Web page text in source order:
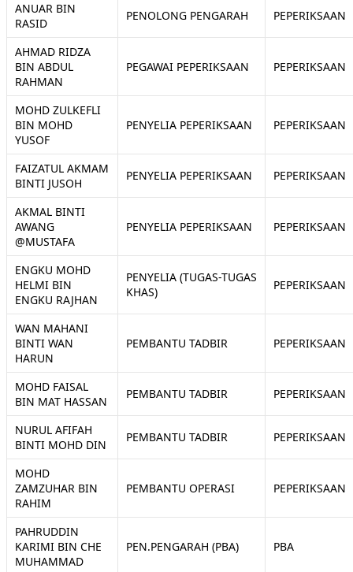
ANUAR BIN
RASID
PENOLONG PENGARAH PEPERIKSAAN
AHMAD RIDZA
BIN ABDUL
RAHMAN
PEGAWAI PEPERIKSAAN PEPERIKSAAN
MOHD ZULKEFLI
BIN MOHD
YUSOF
PENYELIA PEPERIKSAAN PEPERIKSAAN
FAIZATUL AKMAM
BINTI JUSOH
PENYELIA PEPERIKSAAN PEPERIKSAAN
AKMAL BINTI
AWANG
@MUSTAFA
PENYELIA PEPERIKSAAN PEPERIKSAAN
ENGKU MOHD
HELMI BIN
ENGKU RAJHAN
PENYELIA (TUGAS-TUGAS
KHAS)
PEPERIKSAAN
WAN MAHANI
BINTI WAN
HARUN
PEMBANTU TADBIR PEPERIKSAAN
MOHD FAISAL
BIN MAT HASSAN
PEMBANTU TADBIR PEPERIKSAAN
NURUL AFIFAH
BINTI MOHD DIN
PEMBANTU TADBIR PEPERIKSAAN
MOHD
ZAMZUHAR BIN
RAHIM
PEMBANTU OPERASI PEPERIKSAAN
PAHRUDDIN
KARIMI BIN CHE
MUHAMMAD
PEN.PENGARAH (PBA) PBA